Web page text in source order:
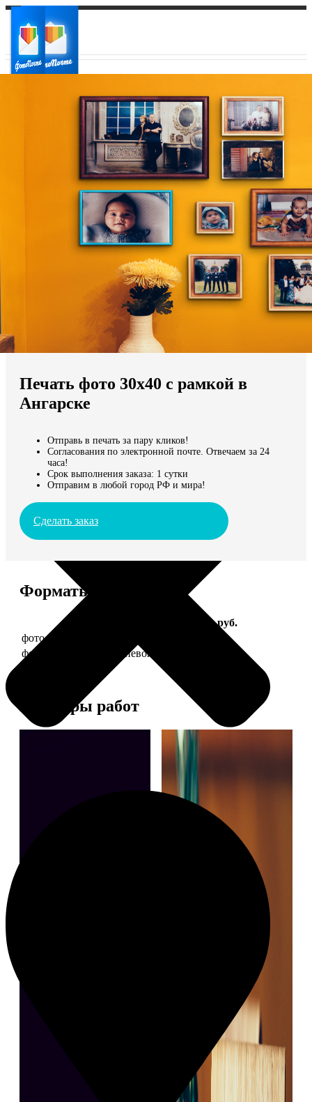
Ваш регион доставки
Выберите из списка:
Мы доставляем по всему миру
Продолжить без города
Печать фото 30х40 с рамкой в
Ангарске
Отправь в печать за пару кликов!
Согласования по электронной почте. Отвечаем за 24
часа!
Срок выполнения заказа: 1 сутки
Отправим в любой город РФ и мира!
Сделать заказ
Форматы и цены
Цена, руб.
фото 30х40 в деревянной рамке
фото 30х40 в алюминиевой рамке
Примеры работ